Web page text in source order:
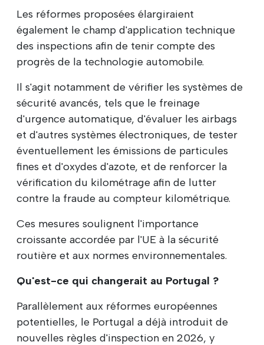
Les réformes proposées élargiraient
également le champ d'application technique
des inspections afin de tenir compte des
progrès de la technologie automobile.
Il s'agit notamment de vérifier les systèmes de
sécurité avancés, tels que le freinage
d'urgence automatique, d'évaluer les airbags
et d'autres systèmes électroniques, de tester
éventuellement les émissions de particules
fines et d'oxydes d'azote, et de renforcer la
vérification du kilométrage afin de lutter
contre la fraude au compteur kilométrique.
Ces mesures soulignent l'importance
croissante accordée par l'UE à la sécurité
routière et aux normes environnementales.
Qu'est-ce qui changerait au Portugal ?
Parallèlement aux réformes européennes
potentielles, le Portugal a déjà introduit de
nouvelles règles d'inspection en 2026, y